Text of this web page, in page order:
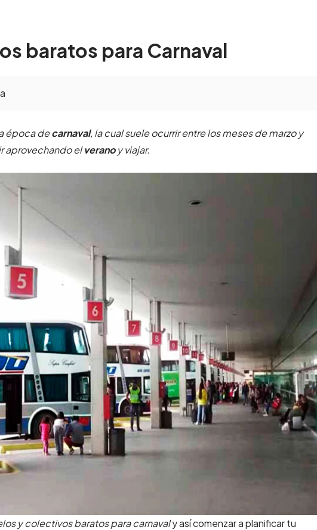
baratos para Carnaval
época decarnaval, la cual suele ocurrir entre los meses de marzo y
aprovechando elveranoy viajar.
y colectivos baratos para carnavaly así comenzar a planificar tu